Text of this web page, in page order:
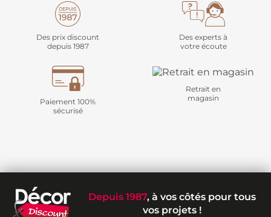
Des prix discount
depuis 1987
Des experts à
votre écoute
Paiement 100%
sécurisé
Retrait en
magasin
Depuis 1987, à vos côtés pour tous
vos projets !